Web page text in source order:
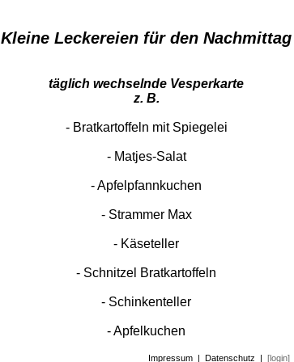
Kleine Leckereien für den Nachmittag
täglich wechselnde Vesperkarte
z. B.
- Bratkartoffeln mit Spiegelei
- Matjes-Salat
- Apfelpfannkuchen
- Strammer Max
- Käseteller
- Schnitzel Bratkartoffeln
- Schinkenteller
​​​​​​​- Apfelkuchen
Impressum | Datenschutz | [login]